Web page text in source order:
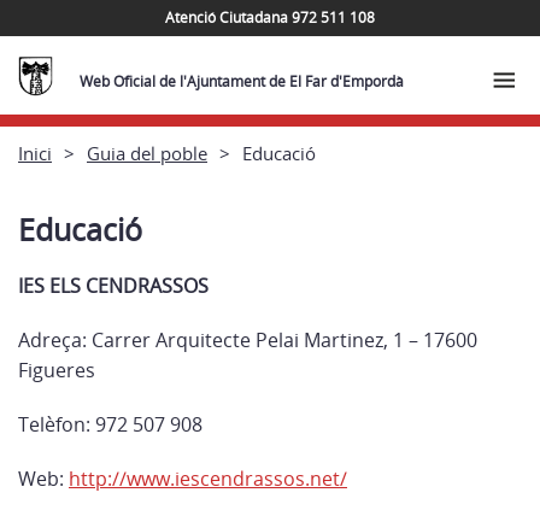
Atenció Ciutadana 972 511 108
Web Oficial de l'Ajuntament de El Far d'Empordà
Inici Guia del poble Educació
Educació
IES ELS CENDRASSOS
Adreça: Carrer Arquitecte Pelai Martinez, 1 – 17600
Figueres
Telèfon: 972 507 908
Web: http://www.iescendrassos.net/